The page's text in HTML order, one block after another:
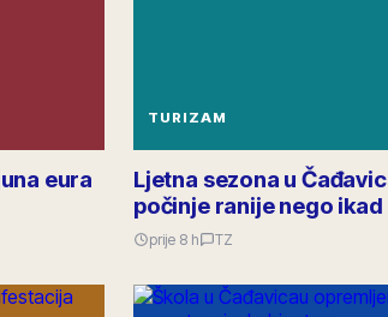
eura
TURIZAM
Ljetna sezona u
počinje ranije nego ikad
prije 8 h TZ